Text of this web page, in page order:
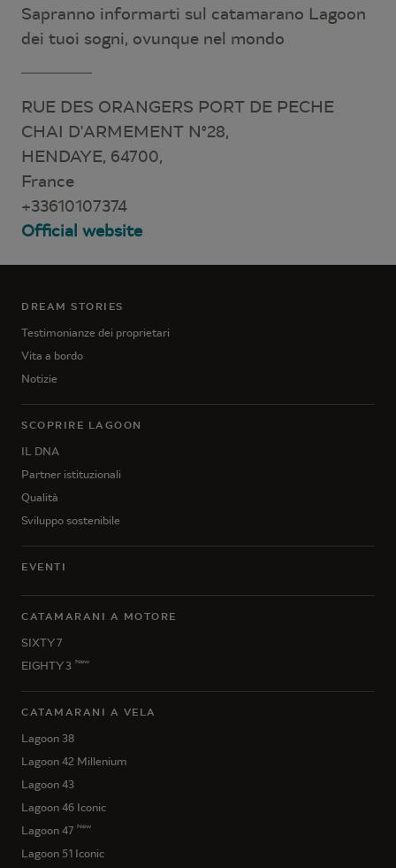
Sapranno informarti sul catamarano Lagoon
dei tuoi sogni, ovunque nel mondo
RUE DES ORANGERS PORT DE PECHE
CHAI D'ARMEMENT N°28,
HENDAYE, 64700,
France
+33610107374
Official website
DREAM STORIES
Testimonianze dei proprietari
Vita a bordo
Notizie
SCOPRIRE LAGOON
IL DNA
Partner istituzionali
Qualità
Sviluppo sostenibile
EVENTI
CATAMARANI A MOTORE
SIXTY 7
EIGHTY 3 New
CATAMARANI A VELA
Lagoon 38
Lagoon 42 Millenium
Lagoon 43
Lagoon 46 Iconic
Lagoon 47 New
Lagoon 51 Iconic